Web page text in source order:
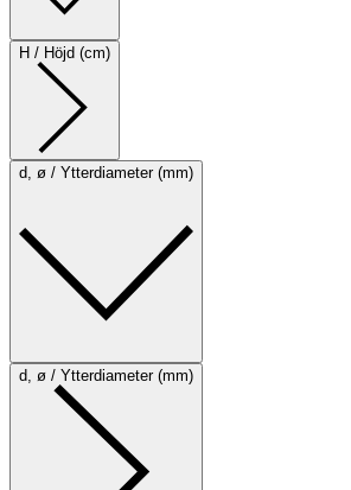
H / Höjd (cm)
d, ø / Ytterdiameter (mm)
d, ø / Ytterdiameter (mm)